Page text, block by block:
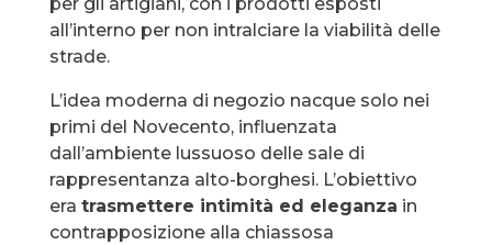
per gli artigiani, con i prodotti esposti
all’interno per non intralciare la viabilità delle
strade.
L’idea moderna di negozio nacque solo nei
primi del Novecento, influenzata
dall’ambiente lussuoso delle sale di
rappresentanza alto-borghesi. L’obiettivo
era trasmettere intimità ed eleganza in
contrapposizione alla chiassosa